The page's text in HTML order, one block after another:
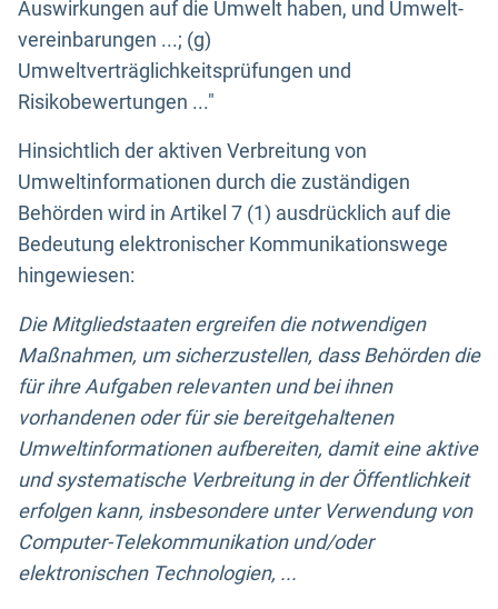
Auswirkungen auf die Umwelt haben, und Umwelt-
vereinbarungen ...; (g)
Umweltverträglichkeitsprüfungen und
Risikobewertungen ..."
Hinsichtlich der aktiven Verbreitung von
Umweltinformationen durch die zuständigen
Behörden wird in Artikel 7 (1) ausdrücklich auf die
Bedeutung elektronischer Kommunikationswege
hingewiesen:
Die Mitgliedstaaten ergreifen die notwendigen
Maßnahmen, um sicherzustellen, dass Behörden die
für ihre Aufgaben relevanten und bei ihnen
vorhandenen oder für sie bereitgehaltenen
Umweltinformationen aufbereiten, damit eine aktive
und systematische Verbreitung in der Öffentlichkeit
erfolgen kann, insbesondere unter Verwendung von
Computer-Telekommunikation und/oder
elektronischen Technologien, ...